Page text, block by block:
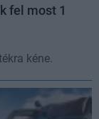
fel most 1
kéne.